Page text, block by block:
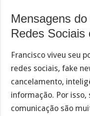
Mensagens
Redes Sociais
Francisco viveu seu
redes sociais, fake
cancelamento,
informação. Por isso,
comunicação são